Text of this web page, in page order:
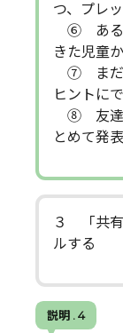
つ、プレ
⑥ ある
きた児童
⑦ まだ
ヒントに
⑧ 友達
とめて発
３ 「共有
ルする
説明 . 4